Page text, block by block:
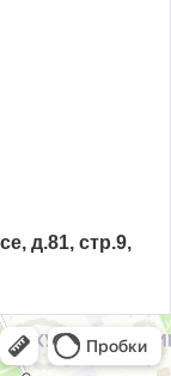
д.81, стр.9,